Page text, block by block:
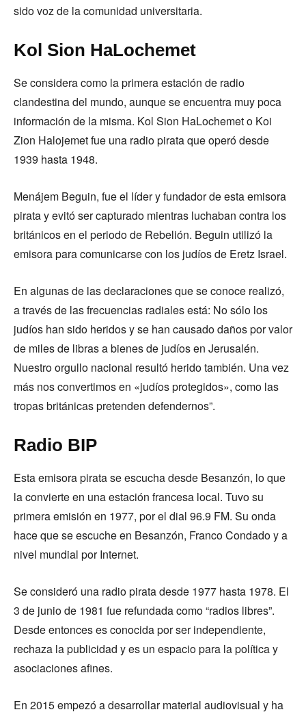
sido voz de la comunidad universitaria.
Kol Sion HaLochemet
Se considera como la primera estación de radio
clandestina del mundo, aunque se encuentra muy poca
información de la misma. Kol Sion HaLochemet o Koi
Zion Halojemet fue una radio pirata que operó desde
1939 hasta 1948.
Menájem Beguin, fue el líder y fundador de esta emisora
pirata y evitó ser capturado mientras luchaban contra los
británicos en el periodo de Rebelión. Beguin utilizó la
emisora para comunicarse con los judíos de Eretz Israel.
En algunas de las declaraciones que se conoce realizó,
a través de las frecuencias radiales está: No sólo los
judíos han sido heridos y se han causado daños por valor
de miles de libras a bienes de judíos en Jerusalén.
Nuestro orgullo nacional resultó herido también. Una vez
más nos convertimos en «judíos protegidos», como las
tropas británicas pretenden defendernos”.
Radio BIP
Esta emisora pirata se escucha desde Besanzón, lo que
la convierte en una estación francesa local. Tuvo su
primera emisión en 1977, por el dial 96.9 FM. Su onda
hace que se escuche en Besanzón, Franco Condado y a
nivel mundial por Internet.
Se consideró una radio pirata desde 1977 hasta 1978. El
3 de junio de 1981 fue refundada como “radios libres”.
Desde entonces es conocida por ser independiente,
rechaza la publicidad y es un espacio para la política y
asociaciones afines.
En 2015 empezó a desarrollar material audiovisual y ha